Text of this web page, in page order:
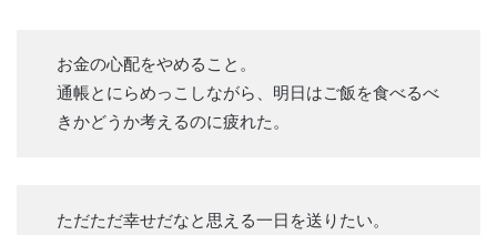
お金の心配をやめること。
通帳とにらめっこしながら、明日はご飯を食べるべ
きかどうか考えるのに疲れた。
ただただ幸せだなと思える一日を送りたい。